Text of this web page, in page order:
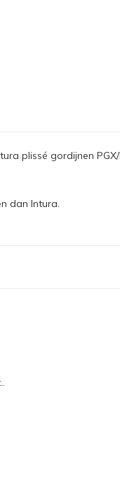
plissé gordijnen
dan Intura.